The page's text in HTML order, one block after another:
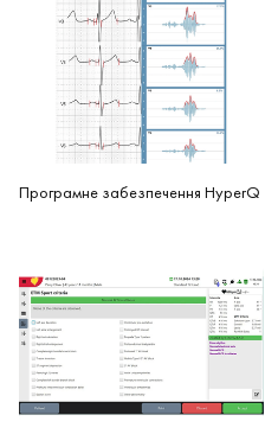
Програмне забезпечення HyperQ